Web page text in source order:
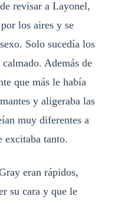
revisar a Layonel,
los aires y se
Solo sucedía los
Además de
que más le había
y aligeraba las
muy diferentes a
excitaba tanto.
eran rápidos,
su cara y que le